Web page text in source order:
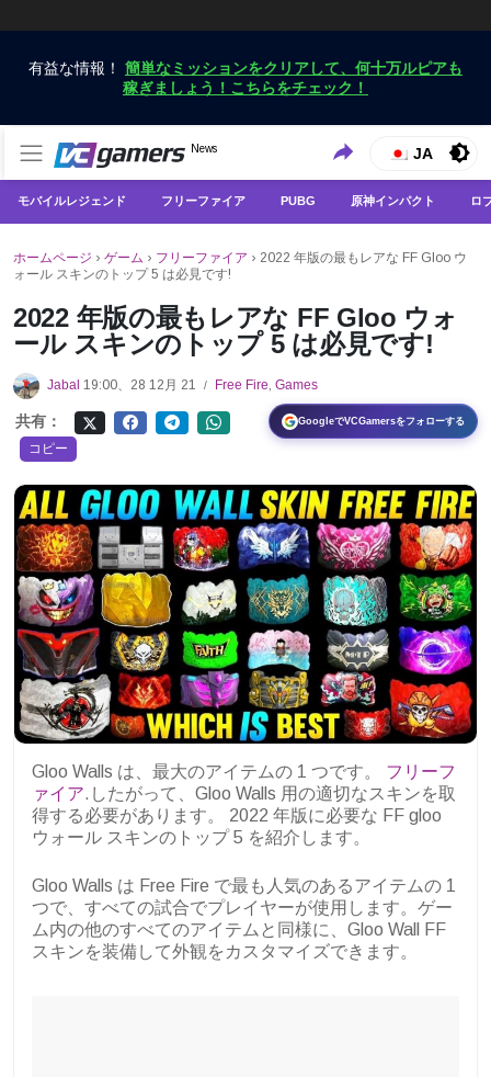
有益な情報！ 簡単なミッションをクリアして、何十万ルピアも
稼ぎましょう！こちらをチェック！
VCGamers ニュース
News
VCGamersだけで最新のゲームニュースを入手
JA
モバイルレジェンド フリーファイア PUBG 原神インパクト ロ
ホームページ › ゲーム › フリーファイア › 2022 年版の最もレアな FF Gloo ウ
ォール スキンのトップ 5 は必見です!
2022 年版の最もレアな FF Gloo ウォ
ール スキンのトップ 5 は必見です!
Jabal 19:00、28 12月 21 / Free Fire, Games
GoogleでVCGamersをフォローする
共有：
コピー
Gloo Walls は、最大のアイテムの 1 つです。 フリーフ
ァイア.したがって、Gloo Walls 用の適切なスキンを取
得する必要があります。 2022 年版に必要な FF gloo
ウォール スキンのトップ 5 を紹介します。
Gloo Walls は Free Fire で最も人気のあるアイテムの 1
つで、すべての試合でプレイヤーが使用します。ゲー
ム内の他のすべてのアイテムと同様に、Gloo Wall FF
スキンを装備して外観をカスタマイズできます。